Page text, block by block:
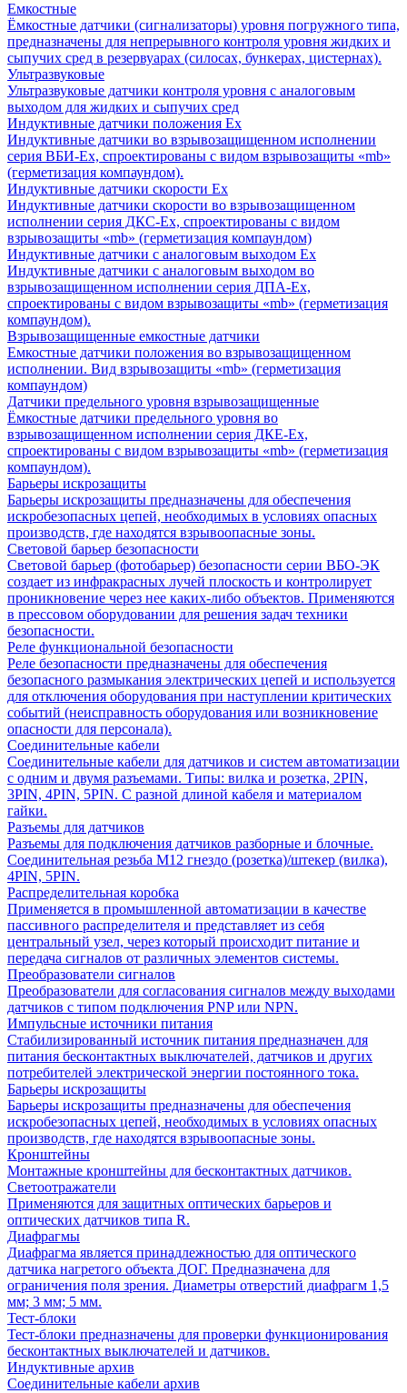
Емкостные
Ёмкостные датчики (сигнализаторы) уровня погружного типа,
предназначены для непрерывного контроля уровня жидких и
сыпучих сред в резервуарах (силосах, бункерах, цистернах).
Ультразвуковые
Ультразвуковые датчики контроля уровня с аналоговым
выходом для жидких и сыпучих сред
Индуктивные датчики положения Ех
Индуктивные датчики во взрывозащищенном исполнении
серия ВБИ-Ех, спроектированы с видом взрывозащиты «mb»
(герметизация компаундом).
Индуктивные датчики скорости Ех
Индуктивные датчики скорости во взрывозащищенном
исполнении серия ДКС-Ех, спроектированы с видом
взрывозащиты «mb» (герметизация компаундом)
Индуктивные датчики с аналоговым выходом Ех
Индуктивные датчики с аналоговым выходом во
взрывозащищенном исполнении серия ДПА-Ех,
спроектированы с видом взрывозащиты «mb» (герметизация
компаундом).
Взрывозащищенные емкостные датчики
Емкостные датчики положения во взрывозащищенном
исполнении. Вид взрывозащиты «mb» (герметизация
компаундом)
Датчики предельного уровня взрывозащищенные
Ёмкостные датчики предельного уровня во
взрывозащищенном исполнении серия ДКЕ-Ех,
спроектированы с видом взрывозащиты «mb» (герметизация
компаундом).
Барьеры искрозащиты
Барьеры искрозащиты предназначены для обеспечения
искробезопасных цепей, необходимых в условиях опасных
производств, где находятся взрывоопасные зоны.
Световой барьер безопасности
Световой барьер (фотобарьер) безопасности серии ВБО-ЭК
создает из инфракрасных лучей плоскость и контролирует
проникновение через нее каких-либо объектов. Применяются
в прессовом оборудовании для решения задач техники
безопасности.
Реле функциональной безопасности
Реле безопасности предназначены для обеспечения
безопасного размыкания электрических цепей и используется
для отключения оборудования при наступлении критических
событий (неисправность оборудования или возникновение
опасности для персонала).
Соединительные кабели
Соединительные кабели для датчиков и систем автоматизации
с одним и двумя разъемами. Типы: вилка и розетка, 2PIN,
3PIN, 4PIN, 5PIN. С разной длиной кабеля и материалом
гайки.
Разъемы для датчиков
Разъемы для подключения датчиков разборные и блочные.
Соединительная резьба М12 гнездо (розетка)/штекер (вилка),
4PIN, 5PIN.
Распределительная коробка
Применяется в промышленной автоматизации в качестве
пассивного распределителя и представляет из себя
центральный узел, через который происходит питание и
передача сигналов от различных элементов системы.
Преобразователи сигналов
Преобразователи для согласования сигналов между выходами
датчиков с типом подключения PNP или NPN.
Импульсные источники питания
Стабилизированный источник питания предназначен для
питания бесконтактных выключателей, датчиков и других
потребителей электрической энергии постоянного тока.
Барьеры искрозащиты
Барьеры искрозащиты предназначены для обеспечения
искробезопасных цепей, необходимых в условиях опасных
производств, где находятся взрывоопасные зоны.
Кронштейны
Монтажные кронштейны для бесконтактных датчиков.
Светоотражатели
Применяются для защитных оптических барьеров и
оптических датчиков типа R.
Диафрагмы
Диафрагма является принадлежностью для оптического
датчика нагретого объекта ДОГ. Предназначена для
ограничения поля зрения. Диаметры отверстий диафрагм 1,5
мм; 3 мм; 5 мм.
Тест-блоки
Тест-блоки предназначены для проверки функционирования
бесконтактных выключателей и датчиков.
Индуктивные архив
Соединительные кабели архив